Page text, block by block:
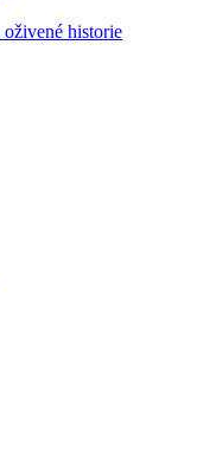
historie